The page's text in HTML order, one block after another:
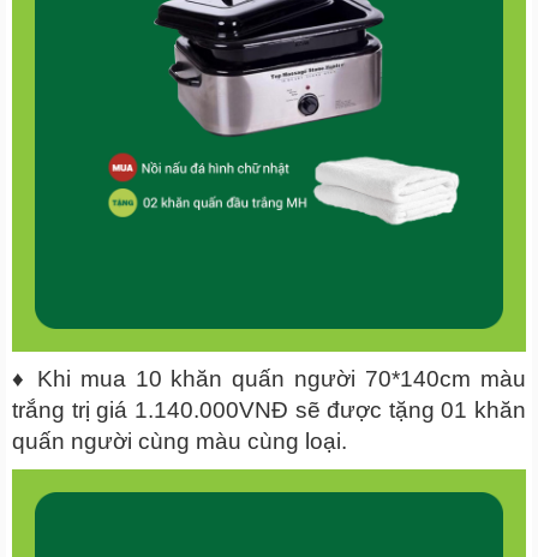
♦ Khi mua 10 khăn quấn người 70*140cm màu
trắng trị giá 1.140.000VNĐ sẽ được tặng 01 khăn
quấn người cùng màu cùng loại.